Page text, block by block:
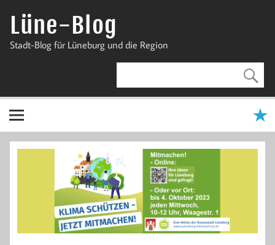
InhaltLüne-Blog
Stadt-Blog für Lüneburg und die Region